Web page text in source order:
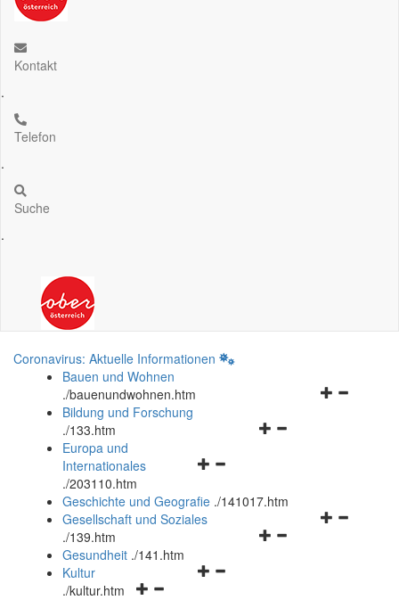
Kontakt
.
Telefon
.
Suche
.
Coronavirus: Aktuelle Informationen
Bauen und Wohnen
./bauenundwohnen.htm
Navigationsmenü
Bildung und Forschung
./133.htm
Navigationsmenü
und
schließen
Europa und
Internationales
./203110.htm
Geschichte und Geografie ./141017.htm
Navigationsmenü
Gesellschaft und Soziales
./139.htm
Navigationsmenü
Gesundheit ./141.htm
Navigationsmenü
Kultur
./kultur.htm